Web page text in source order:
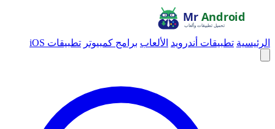
الرئيسية تطبيقات أندرويد الألعاب برامج كمبيوتر تطبيقات iOS